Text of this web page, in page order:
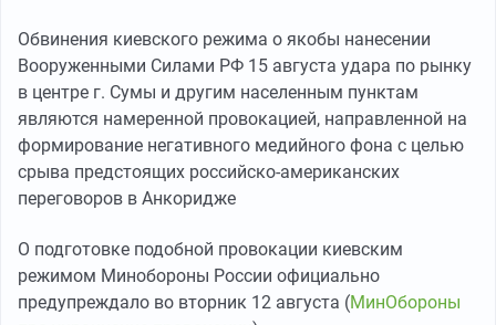
Обвинения киевского режима о якобы нанесении
Вооруженными Силами РФ 15 августа удара по рынку
в центре г. Сумы и другим населенным пунктам
являются намеренной провокацией, направленной на
формирование негативного медийного фона с целью
срыва предстоящих российско-американских
переговоров в Анкоридже
О подготовке подобной провокации киевским
режимом Минобороны России официально
предупреждало во вторник 12 августа (МинОбороны